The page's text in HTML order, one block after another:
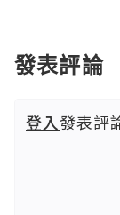
發表評論
登入發表評